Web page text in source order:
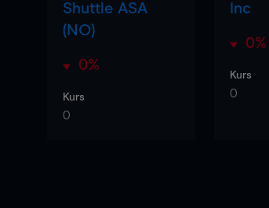
Shuttle ASA
(NO)
0%
Kurs
0
Inc
0%
Kurs
0